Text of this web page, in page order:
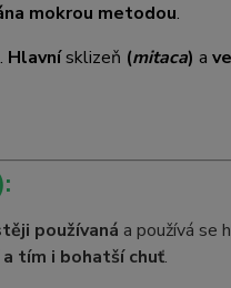
mokrou metodou.
. Hlavnísklizeň (mitaca) a
používaná a používá se
tím i bohatší chuť.